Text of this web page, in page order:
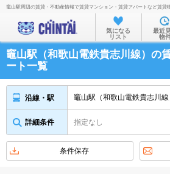
お部屋を探す
沿線・駅
住所から
家賃相場
不動産会
竈山駅周辺の賃貸・不動産情報で賃貸マンション・賃貸アパートなど賃貸
気になる
リスト
最近
物
竈山駅（和歌山電鉄貴志川線）の
ート一覧
沿線・駅 竈山駅（和歌山電鉄貴志川線
詳細条件 指定なし
条件保存